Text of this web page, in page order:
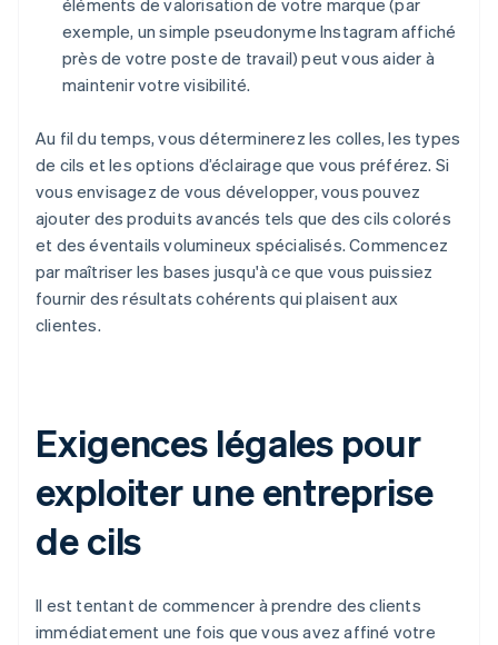
éléments de valorisation de votre marque (par
exemple, un simple pseudonyme Instagram affiché
près de votre poste de travail) peut vous aider à
maintenir votre visibilité.
Au fil du temps, vous déterminerez les colles, les types
de cils et les options d’éclairage que vous préférez. Si
vous envisagez de vous développer, vous pouvez
ajouter des produits avancés tels que des cils colorés
et des éventails volumineux spécialisés. Commencez
par maîtriser les bases jusqu'à ce que vous puissiez
fournir des résultats cohérents qui plaisent aux
clientes.
Exigences légales pour
exploiter une entreprise
de cils
Il est tentant de commencer à prendre des clients
immédiatement une fois que vous avez affiné votre